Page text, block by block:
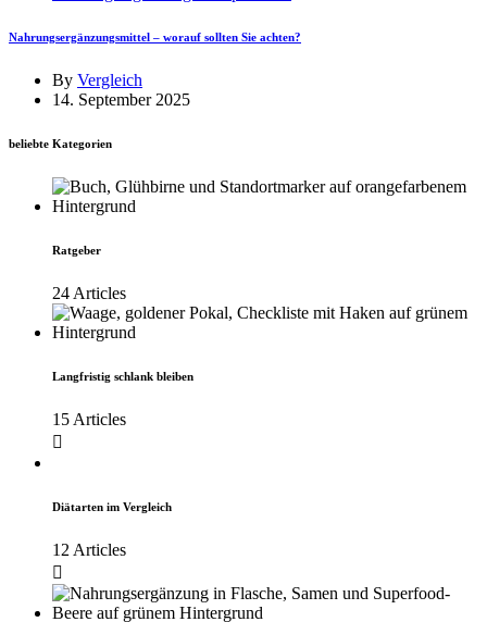
Nahrungsergänzungsmittel – worauf sollten Sie achten?
By Vergleich
14. September 2025
beliebte Kategorien
Ratgeber
24 Articles
Langfristig schlank bleiben
15 Articles
Diätarten im Vergleich
12 Articles